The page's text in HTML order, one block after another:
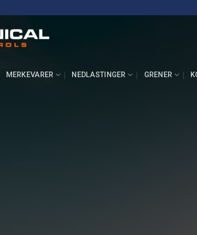
MERKEVARER NEDLASTINGER GRENER